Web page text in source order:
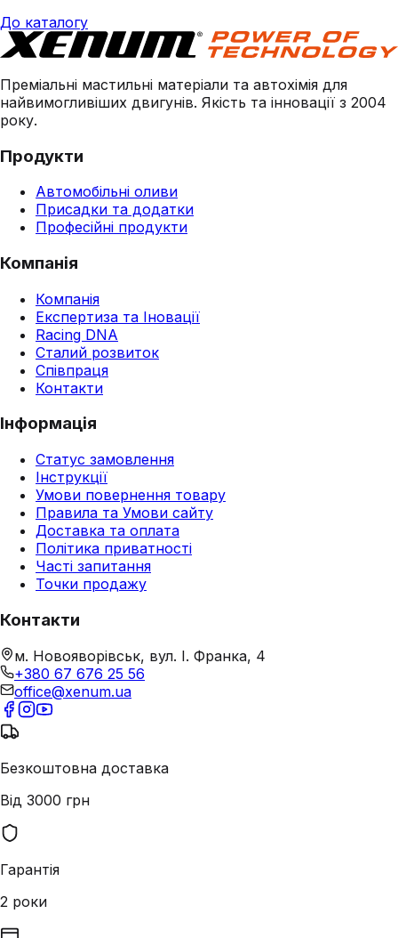
До каталогу
Преміальні мастильні матеріали та автохімія для
найвимогливіших двигунів. Якість та інновації з 2004
року.
Продукти
Автомобільні оливи
Присадки та додатки
Професійні продукти
Компанія
Компанія
Експертиза та Іновації
Racing DNA
Сталий розвиток
Співпраця
Контакти
Інформація
Статус замовлення
Інструкції
Умови повернення товару
Правила та Умови сайту
Доставка та оплата
Політика приватності
Часті запитання
Точки продажу
Контакти
м. Новояворівськ, вул. І. Франка, 4
+380 67 676 25 56
office@xenum.ua
Безкоштовна доставка
Від 3000 грн
Гарантія
2 роки